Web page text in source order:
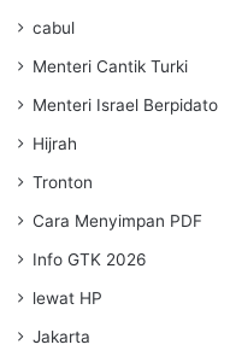
cabul
Menteri Cantik Turki
Menteri Israel Berpidato
Hijrah
Tronton
Cara Menyimpan PDF
Info GTK 2026
lewat HP
Jakarta